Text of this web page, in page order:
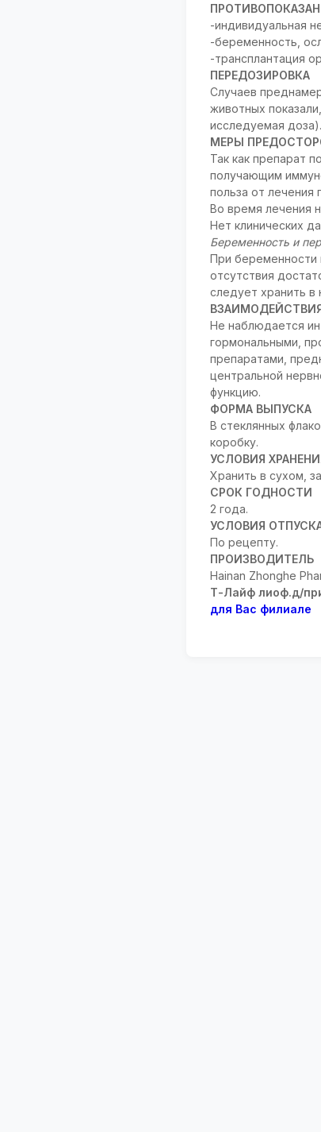
-индивидуальная
-беременность,
-трансплантация
ПЕРЕДОЗИРОВКА
Случаев
животных
исследуемая доза).
МЕРЫ
Так как препарат
получающим
польза от
Во время лечения
Нет клинических
Беременность и
При беременности
отсутствия
следует хранить в
Не наблюдается
гормональными,
препаратами,
центральной
функцию.
ФОРМА ВЫПУСКА
В стеклянных
коробку.
УСЛОВИЯ
Хранить в сухом,
СРОК ГОДНОСТИ
2 года.
УСЛОВИЯ
По рецепту.
ПРОИЗВОДИТЕЛЬ
Hainan Zhonghe
Т-Лайф лиоф.д/
для Вас филиале